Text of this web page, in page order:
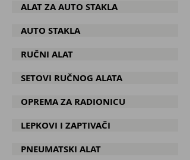
ALAT ZA AUTO STAKLA
AUTO STAKLA
RUČNI ALAT
SETOVI RUČNOG ALATA
OPREMA ZA RADIONICU
LEPKOVI I ZAPTIVAČI
PNEUMATSKI ALAT